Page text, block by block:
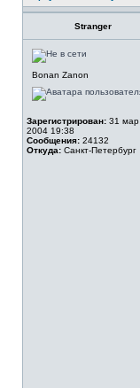
Stranger
Bonan Zanon
Зарегистрирован: 31 мар
2004 19:38
Сообщения: 24132
Откуда: Санкт-Петербург